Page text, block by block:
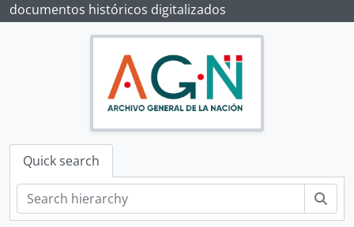
documentos históricos digitalizados
Quick search